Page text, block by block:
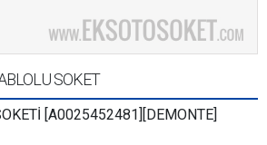
SOKET
[A0025452481][DEMONTE]